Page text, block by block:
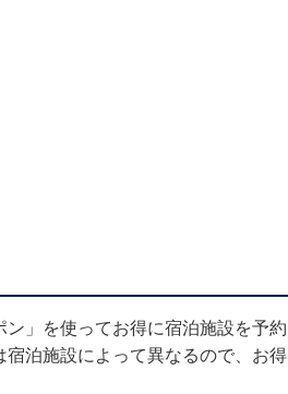
」を使ってお得に宿泊施設を予約
泊施設によって異なるので、お得